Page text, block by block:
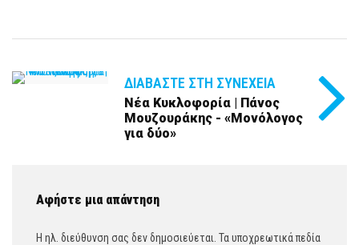
ΔΙΑΒΆΣΤΕ ΣΤΗ ΣΥΝΈΧΕΙΑ
Νέα Κυκλοφορία | Πάνος
Μουζουράκης - «Μονόλογος
για δύο»
Αφήστε μια απάντηση
Η ηλ. διεύθυνση σας δεν δημοσιεύεται. Τα υποχρεωτικά πεδία